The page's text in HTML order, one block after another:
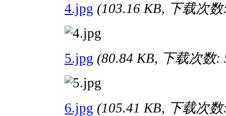
4.jpg (103.16 KB, 下载次
5.jpg (80.84 KB, 下载次数:
6.jpg (105.41 KB, 下载次